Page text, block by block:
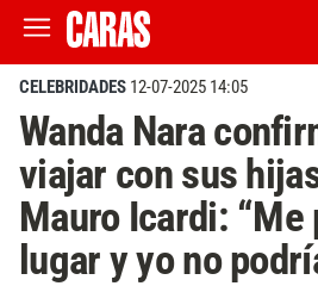
CELEBRIDADES 12-07-2025 14:05
Wanda Nara
viajar con sus
Mauro Icardi: “Me
lugar y yo no